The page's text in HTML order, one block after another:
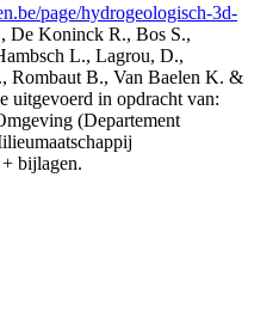
page/hydrogeologisch-3d-
De Koninck R., Bos S.,
L., Lagrou, D.,
Rombaut B., Van Baelen K. &
uitgevoerd in opdracht van:
(Departement
bijlagen.